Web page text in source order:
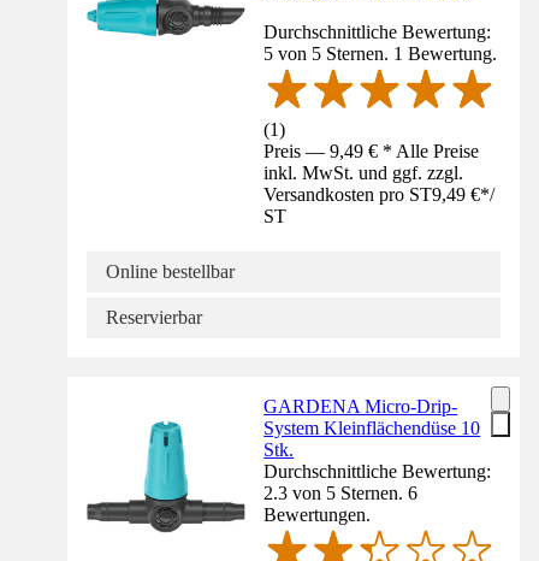
Durchschnittliche Bewertung:
5 von 5 Sternen. 1 Bewertung.
(1)
Preis — 9,49 € * Alle Preise
inkl. MwSt. und ggf. zzgl.
Versandkosten pro ST9,49 €*/
ST
Online bestellbar
Reservierbar
GARDENA Micro-Drip-
System Kleinflächendüse 10
Stk.
Durchschnittliche Bewertung:
2.3 von 5 Sternen. 6
Bewertungen.